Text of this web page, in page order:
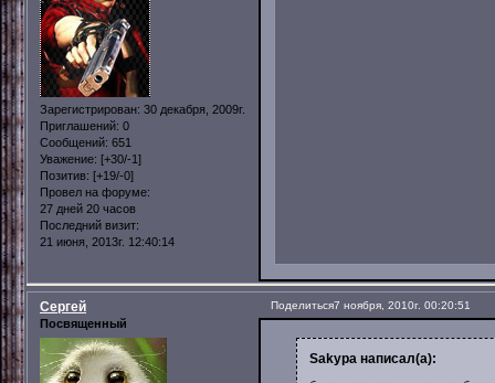
Зарегистрирован: 30 декабря, 2009г.
Приглашений: 0
Сообщений: 651
Уважение: [+30/-1]
Позитив: [+19/-0]
Провел на форуме:
27 дней 20 часов
Последний визит:
21 июня, 2013г. 12:40:14
Поделиться7 ноября, 2010г. 00:20:51
Сергей
Посвященный
Sakypa написал(а):